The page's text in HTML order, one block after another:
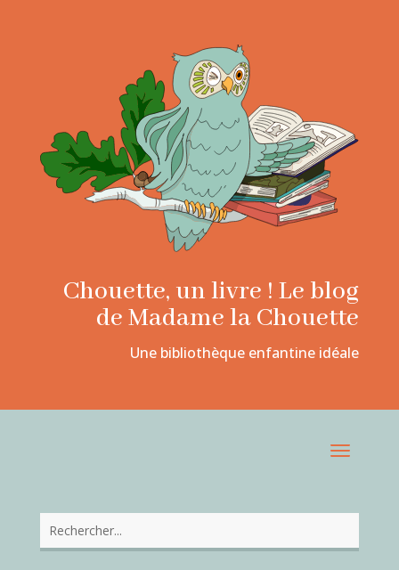
Chouette, un livre ! Le blog
de Madame la Chouette
Une bibliothèque enfantine idéale